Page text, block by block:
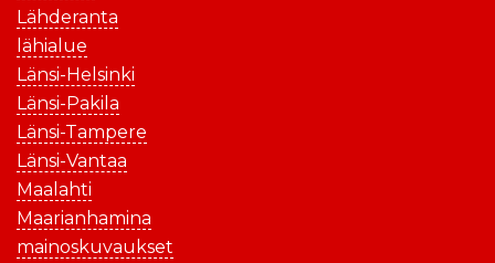
Lähderanta
lähialue
Länsi-Helsinki
Länsi-Pakila
Länsi-Tampere
Länsi-Vantaa
Maalahti
Maarianhamina
mainoskuvaukset